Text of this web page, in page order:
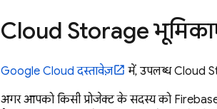
Cloud Storage
Google Cloud दस्तावेज़ में, उपलब्धCloud
अगर आपको किसी प्रोजेक्ट के सदस्य को